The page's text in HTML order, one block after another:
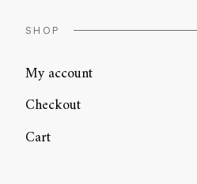
SHOP
My account
Checkout
Cart